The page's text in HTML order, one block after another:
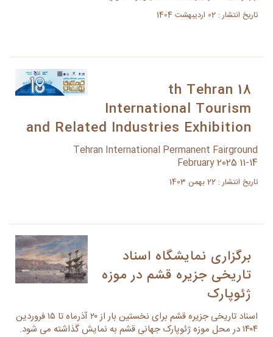
تاریخ انتشار : 02 اردیبهشت 1404
18 th Tehran
International Tourism
and Related Industries Exhibition
Tehran International Permanent Fairground
11-14 February 2025
تاریخ انتشار : 22 بهمن 1403
برگزاری نمایشگاه اسناد
تاریخی جزیره قشم در موزه
ژئوپارک
اسناد تاریخی جزیره قشم برای نخستین بار از ۲۰ آذرماه تا ۱۵ فروردین
۱۴۰۴ در محل موزه ژئوپارک جهانی قشم به نمایش گذاشته می شود.